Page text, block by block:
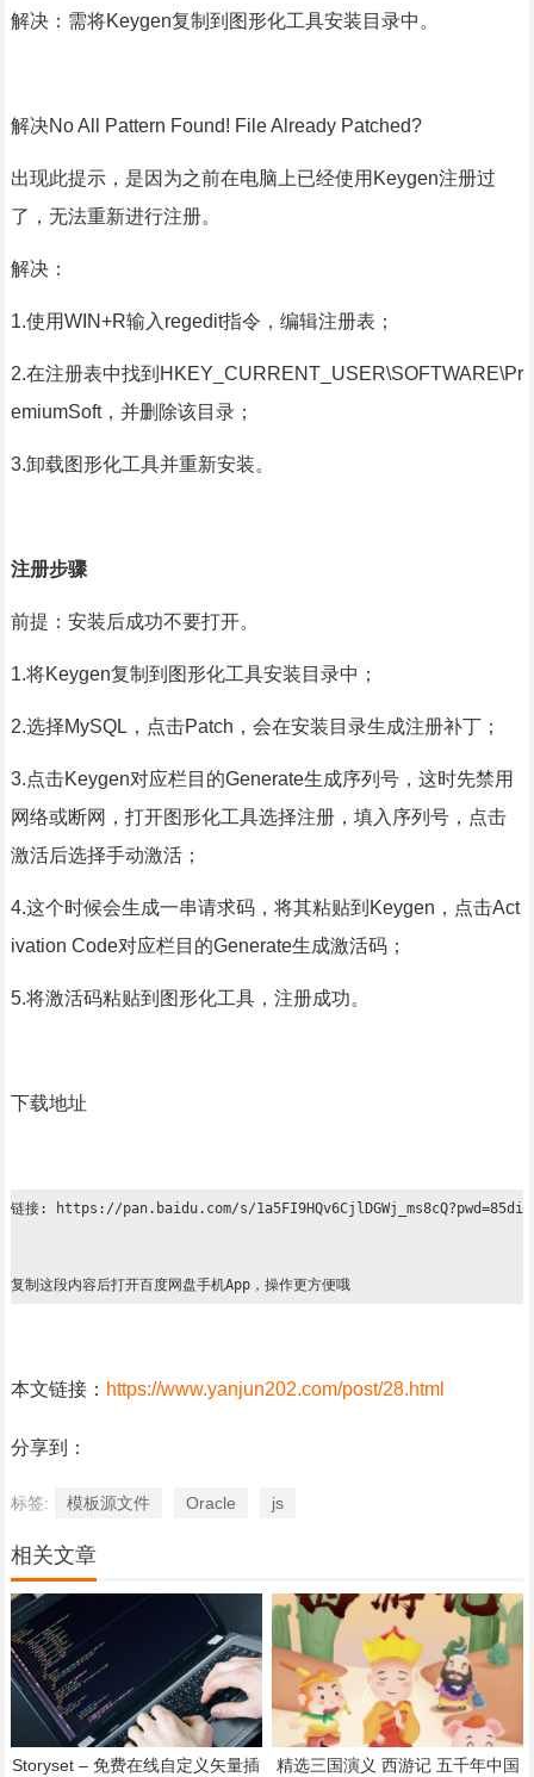
解决：需将Keygen复制到图形化工具安装目录中。
解决No All Pattern Found! File Already Patched?
出现此提示，是因为之前在电脑上已经使用Keygen注册过
了，无法重新进行注册。
解决：
1.使用WIN+R输入regedit指令，编辑注册表；
2.在注册表中找到HKEY_CURRENT_USER\SOFTWARE\Pr
emiumSoft，并删除该目录；
3.卸载图形化工具并重新安装。
注册步骤
前提：安装后成功不要打开。
1.将Keygen复制到图形化工具安装目录中；
2.选择MySQL，点击Patch，会在安装目录生成注册补丁；
3.点击Keygen对应栏目的Generate生成序列号，这时先禁用
网络或断网，打开图形化工具选择注册，填入序列号，点击
激活后选择手动激活；
4.这个时候会生成一串请求码，将其粘贴到Keygen，点击Act
ivation Code对应栏目的Generate生成激活码；
5.将激活码粘贴到图形化工具，注册成功。
下载地址
链接: https://pan.baidu.com/s/
复制这段内容后打开百度网盘手机App，操作更方便哦
本文链接： https://www.yanjun202.com/post/28.html
分享到：
标签: 模板源文件 Oracle js
相关文章
Storyset – 免费在线自定义矢量插 精选三国演义 西游记 五千年中国